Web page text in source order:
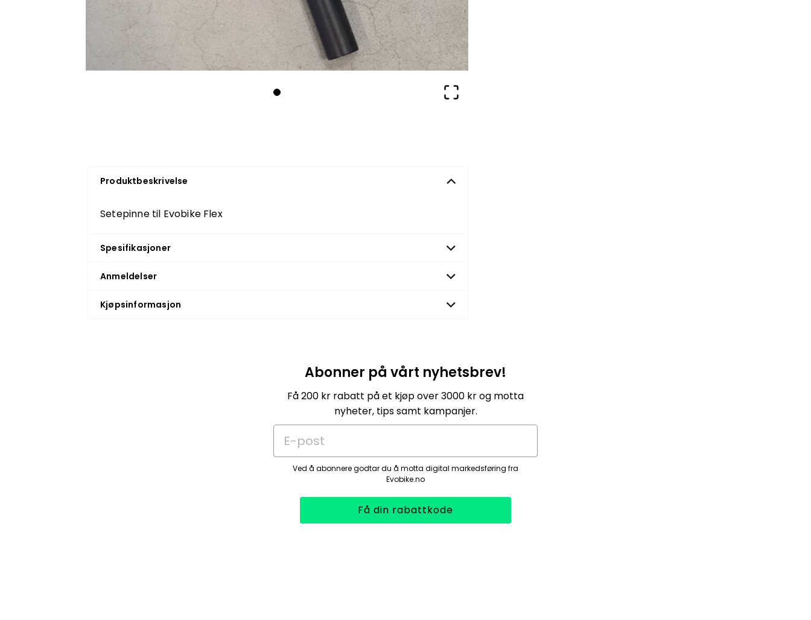
Produktbeskrivelse
Setepinne til Evobike Flex
Spesifikasjoner
Anmeldelser
Kjøpsinformasjon
Abonner på vårt nyhetsbrev!
Få 200 kr rabatt på et kjøp over 3000 kr og motta
nyheter, tips samt kampanjer.
E-post
Ved å abonnere godtar du å motta digital markedsføring fra
Evobike.no
Få din rabattkode